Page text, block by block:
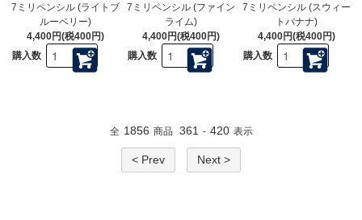
7ミリペンシル (ライトブ
ルーベリー)
4,400円(税400円)
購入数
7ミリペンシル (ファイン
ライム)
4,400円(税400円)
購入数
7ミリペンシル (スウィー
トバナナ)
4,400円(税400円)
購入数
全 1856 商品 361 - 420 表示
< Prev Next >